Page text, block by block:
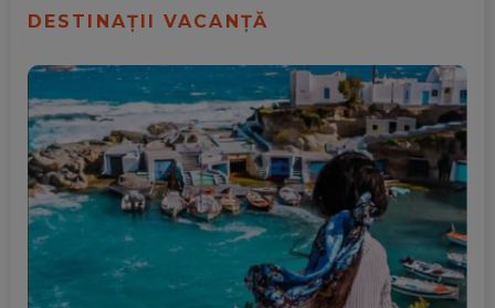
DESTINAȚII VACANȚĂ